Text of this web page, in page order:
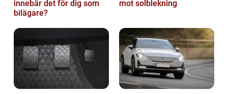
innebär det för dig som
bilägare?
mot solblekning